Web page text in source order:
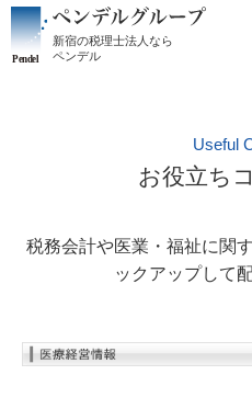
新宿の税理士法人なら
ペンデル
Useful
お役立ち
税務会計や医業・福祉に関
ックアップして